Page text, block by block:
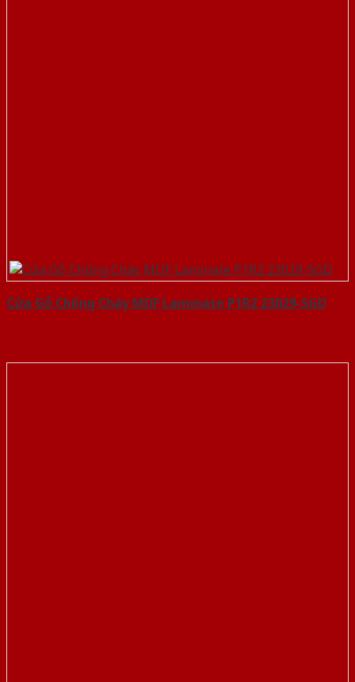
Cửa Gỗ Chống Cháy MDF Laminate P1R2 23029-SGD